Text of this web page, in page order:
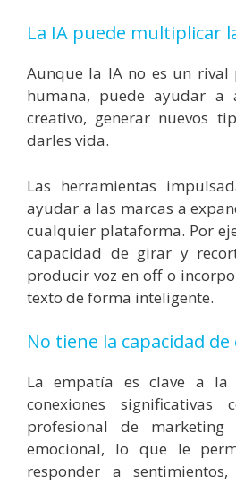
La IA puede multiplicar
Aunque la IA no es un rival
humana, puede ayudar a
creativo, generar nuevos
darles vida.
Las herramientas
ayudar a las marcas a
cualquier plataforma. Por
capacidad de girar y
producir voz en off o
texto de forma inteligente.
No tiene la capacidad
La empatía es clave a la
conexiones
profesional de marketing
emocional, lo que le
responder a